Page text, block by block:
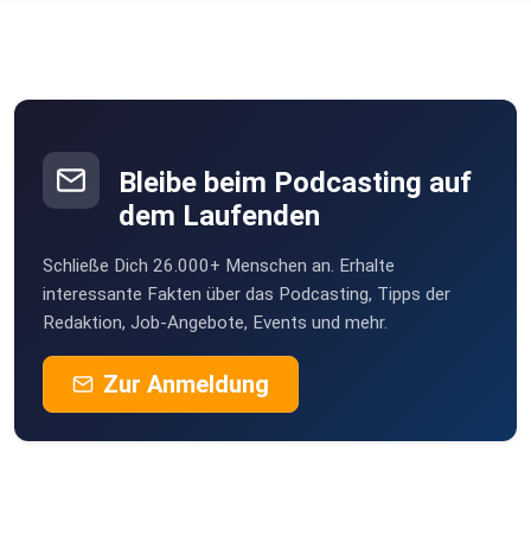
Bleibe beim Podcasting auf
dem Laufenden
Schließe Dich 26.000+ Menschen an. Erhalte
interessante Fakten über das Podcasting, Tipps der
Redaktion, Job-Angebote, Events und mehr.
Zur Anmeldung